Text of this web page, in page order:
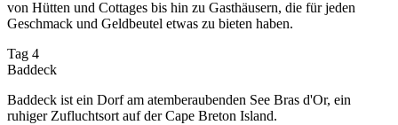
von Hütten und Cottages bis hin zu Gasthäusern, die für jeden
Geschmack und Geldbeutel etwas zu bieten haben.
Tag 4
Baddeck
Baddeck ist ein Dorf am atemberaubenden See Bras d'Or, ein
ruhiger Zufluchtsort auf der Cape Breton Island.